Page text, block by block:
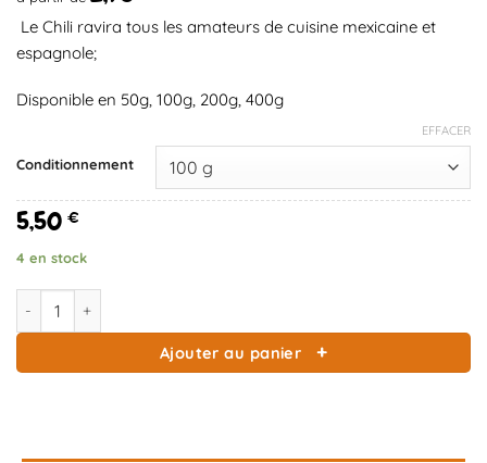
Le Chili ravira tous les amateurs de cuisine mexicaine et
espagnole;
Disponible en 50g, 100g, 200g, 400g
Conditionnement
EFFACER
5,50 €
4 en stock
quantité de Épices à Chili poudre
Ajouter au panier